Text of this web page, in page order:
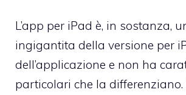
L’app per iPad è, in sostanza,
ingigantita della versione per
dell’applicazione e non ha
particolari che la differenziano.